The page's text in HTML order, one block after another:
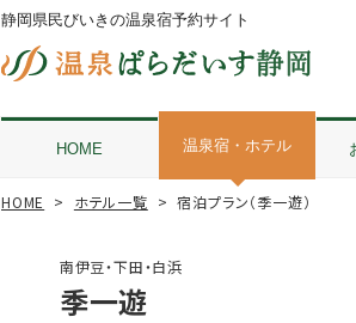
静岡県民びいきの温泉宿予約サイト
HOME 温泉宿・ホテル
HOME ホテル一覧 宿泊プラン（季一遊）
南伊豆・下田・白浜
季一遊